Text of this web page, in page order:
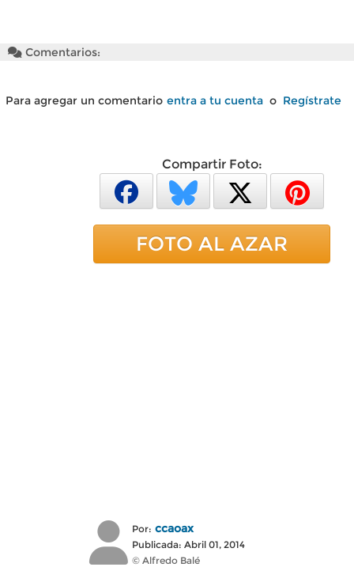
Comentarios:
Para agregar un comentario entra a tu cuenta o Regístrate
Compartir Foto:
FOTO AL AZAR
Por: ccaoax
Publicada: Abril 01, 2014
© Alfredo Balé